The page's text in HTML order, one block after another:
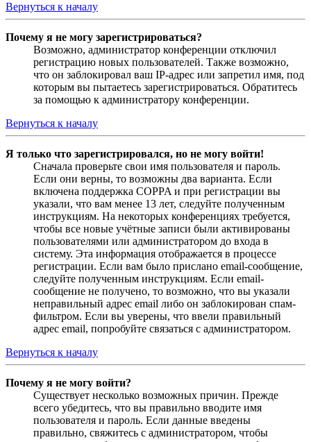
Вернуться к началу
Почему я не могу зарегистрироваться?
Возможно, администратор конференции отключил
регистрацию новых пользователей. Также возможно,
что он заблокировал ваш IP-адрес или запретил имя, под
которым вы пытаетесь зарегистрироваться. Обратитесь
за помощью к администратору конференции.
Вернуться к началу
Я только что зарегистрировался, но не могу войти!
Сначала проверьте свои имя пользователя и пароль.
Если они верны, то возможны два варианта. Если
включена поддержка COPPA и при регистрации вы
указали, что вам менее 13 лет, следуйте полученным
инструкциям. На некоторых конференциях требуется,
чтобы все новые учётные записи были активированы
пользователями или администратором до входа в
систему. Эта информация отображается в процессе
регистрации. Если вам было прислано email-сообщение,
следуйте полученным инструкциям. Если email-
сообщение не получено, то возможно, что вы указали
неправильный адрес email либо он заблокирован спам-
фильтром. Если вы уверены, что ввели правильный
адрес email, попробуйте связаться с администратором.
Вернуться к началу
Почему я не могу войти?
Существует несколько возможных причин. Прежде
всего убедитесь, что вы правильно вводите имя
пользователя и пароль. Если данные введены
правильно, свяжитесь с администратором, чтобы